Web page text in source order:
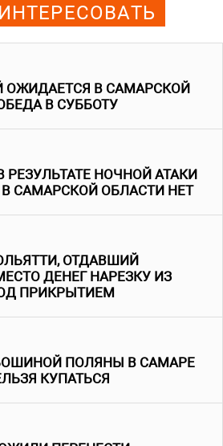
ОЖИДАЕТСЯ В САМАРСКОЙ
В СУББОТУ
НОЧНОЙ АТАКИ
САМАРСКОЙ ОБЛАСТИ НЕТ
ОТДАВШИЙ
ДЕНЕГ НАРЕЗКУ ИЗ
ПРИКРЫТИЕМ
ПОЛЯНЫ В САМАРЕ
КУПАТЬСЯ